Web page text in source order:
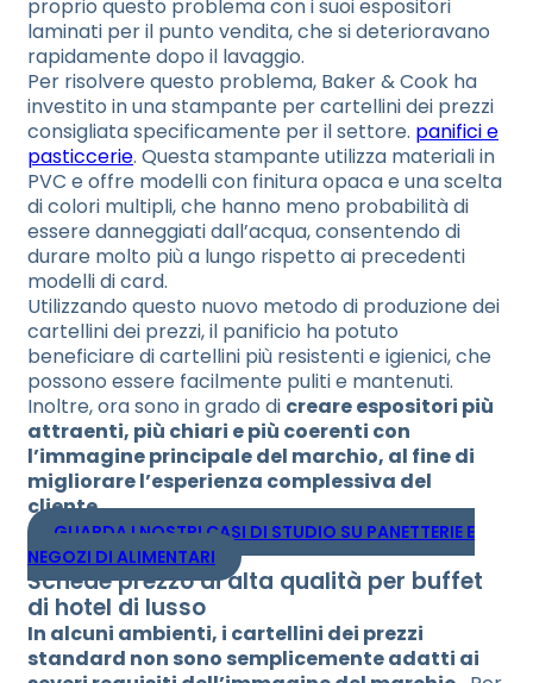
proprio questo problema con i suoi espositori
laminati per il punto vendita, che si deterioravano
rapidamente dopo il lavaggio.
Per risolvere questo problema, Baker & Cook ha
investito in una stampante per cartellini dei prezzi
consigliata specificamente per il settore. panifici e
pasticcerie. Questa stampante utilizza materiali in
PVC e offre modelli con finitura opaca e una scelta
di colori multipli, che hanno meno probabilità di
essere danneggiati dall’acqua, consentendo di
durare molto più a lungo rispetto ai precedenti
modelli di card.
Utilizzando questo nuovo metodo di produzione dei
cartellini dei prezzi, il panificio ha potuto
beneficiare di cartellini più resistenti e igienici, che
possono essere facilmente puliti e mantenuti.
Inoltre, ora sono in grado di creare espositori più
attraenti, più chiari e più coerenti con
l’immagine principale del marchio, al fine di
migliorare l’esperienza complessiva del
cliente.
GUARDA I NOSTRI CASI DI STUDIO SU PANETTERIE E
NEGOZI DI ALIMENTARI
Schede prezzo di alta qualità per buffet
di hotel di lusso
In alcuni ambienti, i cartellini dei prezzi
standard non sono semplicemente adatti ai